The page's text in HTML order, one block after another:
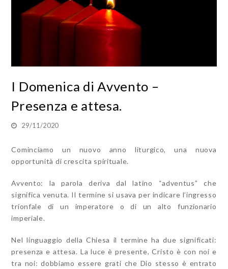
I Domenica di Avvento –
Presenza e attesa.
29/11/2020
Cominciamo un nuovo anno liturgico, una nuova
opportunità di crescita spirituale.
Avvento: la parola deriva dal latino “adventus” che
significa venuta. Il termine si usava per indicare l’ingresso
trionfale di un imperatore o di un alto funzionario
imperiale.
Nel linguaggio della Chiesa il termine ha due significati:
presenza e attesa. La luce è presente, Cristo è con noi e
tra noi: dobbiamo essere grati che Dio stesso è entrato